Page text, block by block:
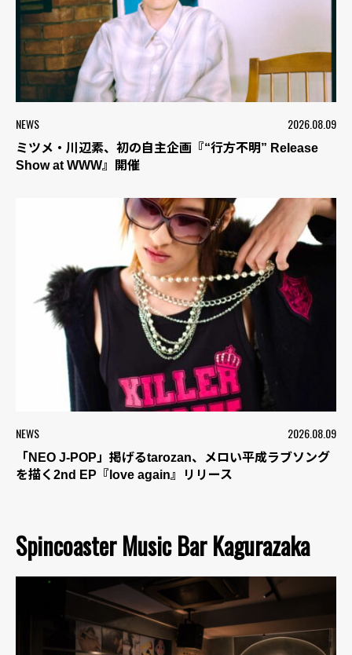
NEWS 2026.08.09
ミツメ・川辺素、初の自主企画『“行方不明” Release
Show at WWW』開催
NEWS 2026.08.09
「NEO J-POP」掲げるtarozan、メロい平成ラブソング
を描く2nd EP『love again』リリース
Spincoaster Music Bar Kagurazaka